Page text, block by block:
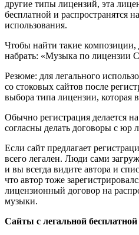
другие типы лицензий, эта
бесплатной и распространятся
использования.
Чтобы найти такие композиции,
набрать: «Музыка по лицензии
Резюме: для легального
со стоковых сайтов после
выбора типа лицензии, которая
Обычно регистрация делается
согласны делать договоры с юр
Если сайт предлагает
всего легален. Люди сами
и вы всегда видите автора и
что автор тоже
лицензионный договор на
музыки.
Сайты с легальной